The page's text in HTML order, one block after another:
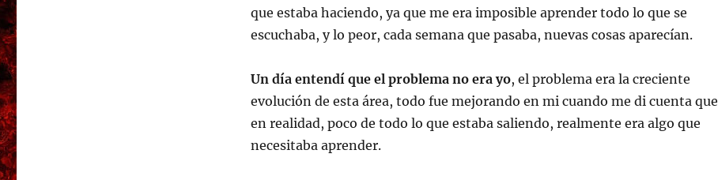
que estaba haciendo, ya que me era imposible aprender todo lo que se
escuchaba, y lo peor, cada semana que pasaba, nuevas cosas aparecían.
Un día entendí que el problema no era yo, el problema era la creciente
evolución de esta área, todo fue mejorando en mi cuando me di cuenta que
en realidad, poco de todo lo que estaba saliendo, realmente era algo que
necesitaba aprender.